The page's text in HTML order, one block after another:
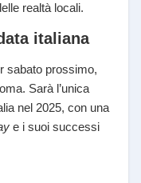
realtà locali.
italiana
sabato prossimo,
Sarà l’unica
nel 2025, con una
e i suoi successi